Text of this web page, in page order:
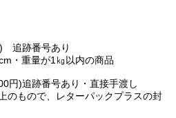
追跡番号あり
・重量が1㎏以内の商品
円)追跡番号あり・直接手渡し
のもので、レターパックプラスの封